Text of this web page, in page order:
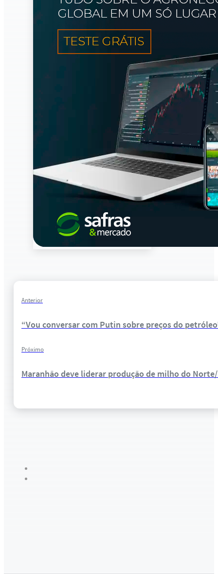
Anterior
“Vou conversar com Putin sobre preços do
Próximo
Maranhão deve liderar produção de milho do Norte/